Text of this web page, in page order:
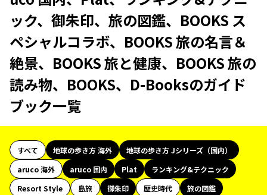
ック、御朱印、旅の図鑑、BOOKS ス
ペシャルコラボ、BOOKS 旅の名言＆
絶景、BOOKS 旅と健康、BOOKS 旅の
読み物、BOOKS、D-Booksのガイド
ブック一覧
すべて 地球の歩き方 海外
地球の歩き方 Jシリーズ（国内）
aruco 海外
aruco 国内 Plat
ランキング&テクニック
Resort Style
島旅 御朱印 歴史時代
旅の図鑑